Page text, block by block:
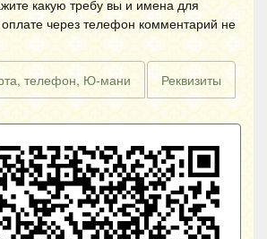
какую требу вы и имена для
через телефон комментарий не
телефон, Ю-мани Реквизиты